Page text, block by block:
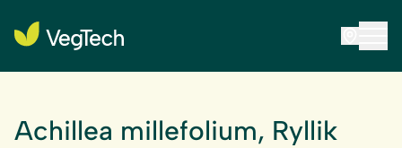
Achillea millefolium, Ryllik